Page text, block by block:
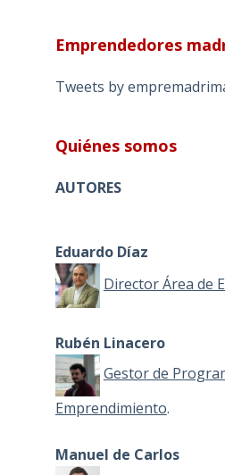
Emprendedores
Tweets by
Quiénes somos
AUTORES
Eduardo Díaz
Director Área de
Rubén Linacero
Gestor de
Emprendimiento.
Manuel de Carlos